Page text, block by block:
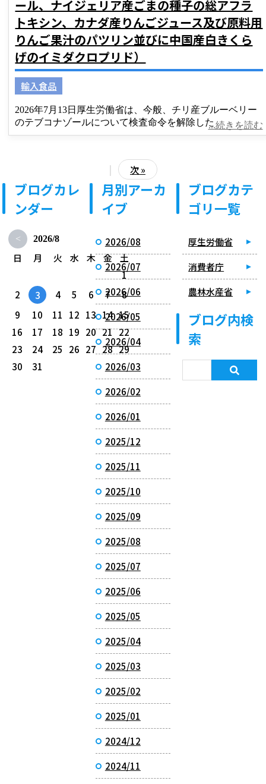
ール、ナイジェリア産ごまの種子の総アフラ
トキシン、カナダ産りんごジュース及び原料用
りんご果汁のパツリン並びに中国産白きくら
げのイミダクロプリド）
輸入食品
2026年7月13日厚生労働省は、今般、チリ産ブルーベリー
のテブコナゾールについて検査命令を解除した...続きを読む
| 次 »
ブログカレ
ンダー
< 2026/8
日 月 火 水 木 金
土
1
2
3 4 5 6 7
8
9
10 11 12 13 14 15
16
17 18 19 20 21 22
23
24 25 26 27 28 29
30
31
月別アーカ
イブ
2026/08
2026/07
2026/06
2026/05
2026/04
2026/03
2026/02
2026/01
2025/12
2025/11
2025/10
2025/09
2025/08
2025/07
2025/06
2025/05
2025/04
2025/03
2025/02
2025/01
2024/12
2024/11
ブログカテ
ゴリ一覧
厚生労働省
消費者庁
農林水産省
ブログ内検
索